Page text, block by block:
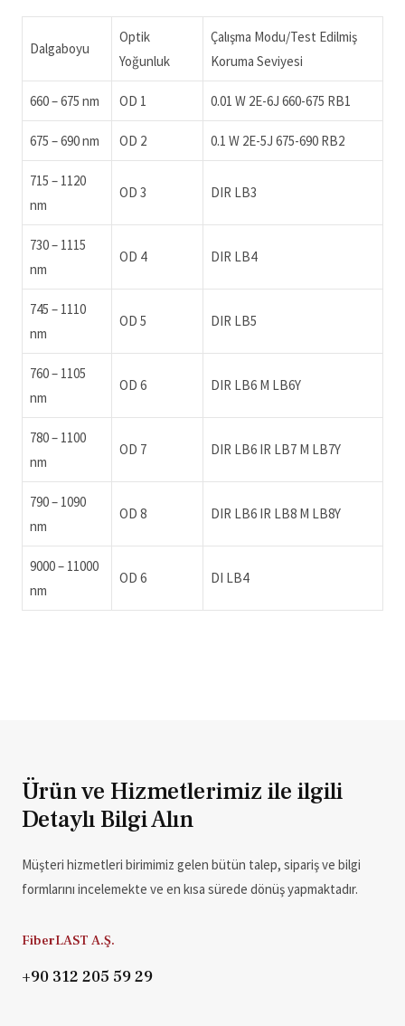
Dalgaboyu
Optik
Yoğunluk
Çalışma Modu/Test Edilmiş
Koruma Seviyesi
660 – 675 nm OD 1 0.01 W 2E-6J 660-675 RB1
675 – 690 nm OD 2 0.1 W 2E-5J 675-690 RB2
715 – 1120
nm
OD 3 DIR LB3
730 – 1115
nm
OD 4 DIR LB4
745 – 1110
nm
OD 5 DIR LB5
760 – 1105
nm
OD 6 DIR LB6 M LB6Y
780 – 1100
nm
OD 7 DIR LB6 IR LB7 M LB7Y
790 – 1090
nm
OD 8 DIR LB6 IR LB8 M LB8Y
9000 – 11000
nm
OD 6 DI LB4
Ürün ve Hizmetlerimiz ile ilgili
Detaylı Bilgi Alın
Müşteri hizmetleri birimimiz gelen bütün talep, sipariş ve bilgi
formlarını incelemekte ve en kısa sürede dönüş yapmaktadır.
FiberLAST A.Ş.
+90 312 205 59 29